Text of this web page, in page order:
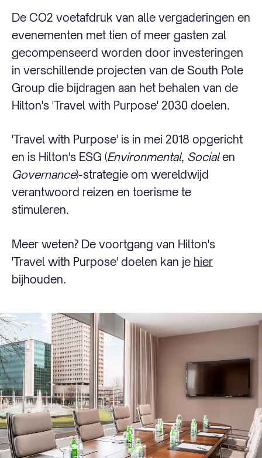
De CO2 voetafdruk van alle vergaderingen en
evenementen met tien of meer gasten zal
gecompenseerd worden door investeringen
in verschillende projecten van de South Pole
Group die bijdragen aan het behalen van de
Hilton's 'Travel with Purpose' 2030 doelen.
'Travel with Purpose' is in mei 2018 opgericht
en is Hilton's ESG (Environmental, Socialen
Governance)-strategie om wereldwijd
verantwoord reizen en toerisme te
stimuleren.
Meer weten? De voortgang van Hilton's
'Travel with Purpose' doelen kan je hier
bijhouden.